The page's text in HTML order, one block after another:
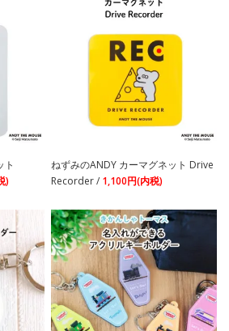
ト
)
ねずみのANDY カーマグネット Drive
Recorder / 1,100円(内税)